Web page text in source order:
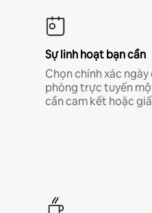
Sự linh hoạt bạn cần
Chọn chính xác
phòng trực tuyến
cần cam kết hoặc